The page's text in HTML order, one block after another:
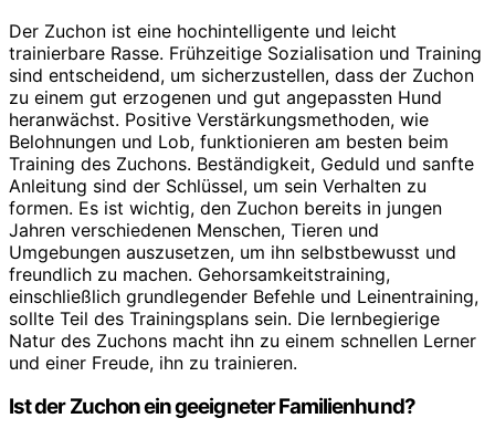
Der Zuchon ist eine hochintelligente und leicht
trainierbare Rasse. Frühzeitige Sozialisation und Training
sind entscheidend, um sicherzustellen, dass der Zuchon
zu einem gut erzogenen und gut angepassten Hund
heranwächst. Positive Verstärkungsmethoden, wie
Belohnungen und Lob, funktionieren am besten beim
Training des Zuchons. Beständigkeit, Geduld und sanfte
Anleitung sind der Schlüssel, um sein Verhalten zu
formen. Es ist wichtig, den Zuchon bereits in jungen
Jahren verschiedenen Menschen, Tieren und
Umgebungen auszusetzen, um ihn selbstbewusst und
freundlich zu machen. Gehorsamkeitstraining,
einschließlich grundlegender Befehle und Leinentraining,
sollte Teil des Trainingsplans sein. Die lernbegierige
Natur des Zuchons macht ihn zu einem schnellen Lerner
und einer Freude, ihn zu trainieren.
Ist der Zuchon ein geeigneter Familienhund?